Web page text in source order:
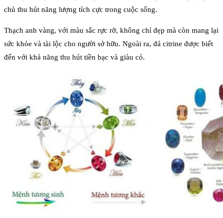
chủ thu hút năng lượng tích cực trong cuộc sống.
Thạch anh vàng, với màu sắc rực rỡ, không chỉ đẹp mà còn mang lại
sức khỏe và tài lộc cho người sở hữu. Ngoài ra, đá citrine được biết
đến với khả năng thu hút tiền bạc và giàu có.